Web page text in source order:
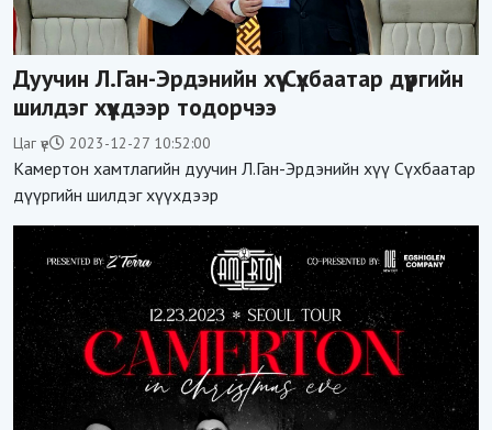
Дуучин Л.Ган-Эрдэнийн хүү Сүхбаатар дүүргийн
шилдэг хүүхдээр тодорчээ
Цаг үе 2023-12-27 10:52:00
Камертон хамтлагийн дуучин Л.Ган-Эрдэнийн хүү Сүхбаатар
дүүргийн шилдэг хүүхдээр